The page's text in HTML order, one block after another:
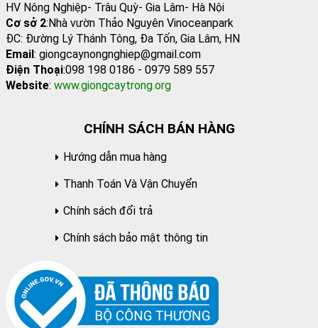
HV Nông Nghiệp- Trâu Quỳ- Gia Lâm- Hà Nội
Cơ sở 2:Nhà vườn Thảo Nguyên Vinoceanpark
ĐC: Đường Lý Thánh Tông, Đa Tốn, Gia Lâm, HN
Email: giongcaynongnghiep@gmail.com
Điện Thoại:098 198 0186 - 0979 589 557
Website: www.giongcaytrong.org
CHÍNH SÁCH BÁN HÀNG
Hướng dẫn mua hàng
Thanh Toán Và Vận Chuyển
Chính sách đổi trả
Chính sách bảo mật thông tin